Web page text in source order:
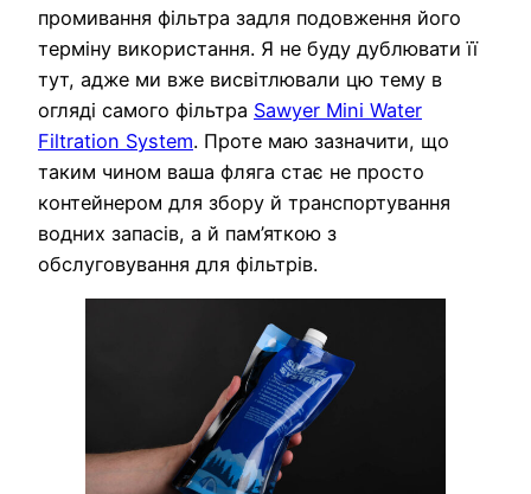
промивання фільтра задля подовження його
терміну використання. Я не буду дублювати її
тут, адже ми вже висвітлювали цю тему в
огляді самого фільтра Sawyer Mini Water
Filtration System. Проте маю зазначити, що
таким чином ваша фляга стає не просто
контейнером для збору й транспортування
водних запасів, а й пам’яткою з
обслуговування для фільтрів.